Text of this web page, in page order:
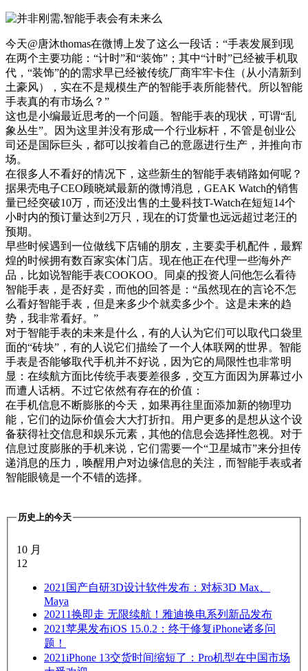
今天@唐沐thomas在微博上发了这么一段话：“手表发展到现
在两个主要功能：“计时”和“装饰”；其中“计时”已经被手机取
代，“装饰”的的需求早已经被传统厂商牢牢卡住（从小清新到
土豪风），实在不是规模生产的智能手表所能替代。所以智能
手表真的有市场么？”
这也是小编最近思考的一个问题。智能手表的现状，可谓“乱
象丛生”。因为这里并没有形成一个行业标杆，不管是创业公
司还是国际巨头，都可以按着自己的意愿进行生产，并推向市
场。
在很多人不看好的情况下，这些新生的智能手表销路如何呢？
据果壳电子CEO顾晓斌最新的微博消息，GEAK Watch的销售
量已经突破10万，而还没出售的土曼科技T-Watch在短短14个
小时内的预订量达到2万只，现在的订货量也远远超过老汪的
预期。
早些时候遇到一位做线下店铺的朋友，主要卖手机配件，最辉
煌的时候拥有数百家实体门店。现在他正在代理一些海外产
品，比如说智能手表COOKOO。同桌的投资人问他怎么看待
智能手表，是否好卖，而他的回答是：“虽然现在的言论不怎
么看好智能手表，但是来多少个就卖多少个。这是未来的趋
势，我非常看好。”
对于智能手表的未来是什么，有的人认为它们可以取代口袋里
面的“砖块”，有的人说它们描绘了一个人体联网的世界。智能
手表是否能够取代手机并不好说，因为它的局限性也非常明
显：在续航方面比传统手表要差很多，交互方面因为屏幕过小
而遭人话柄。不过它依然有存在的价值：
在手机信息不断膨胀的今天，如果再往里面添加新的物理功
能，它们的边际价值会大大打折扣。用户更多的是想从这个设
备获得社交信息和娱乐元素，其他的信息会选择性忽视。对于
信息过度膨胀的手机来说，它们需要一个“卫星城市”来分担传
递消息的压力，唤醒用户对边缘信息的关注，而智能手表或者
智能眼镜是一个不错的选择。
历史上的今天
10 月
12
2021 国产自研3D设计软件发布：对标3D Max、
Maya
2021 1换即走 无限续航！雅迪换电系列新品发布
2021苹果发布iOS 15.0.2：终于修复iPhone诸多问
题！
2021iPhone 13交货时间缩短了：Pro机型在中国市场